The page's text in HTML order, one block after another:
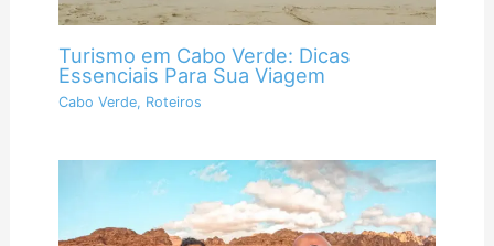
Turismo em Cabo Verde: Dicas
Essenciais Para Sua Viagem
Cabo Verde, Roteiros